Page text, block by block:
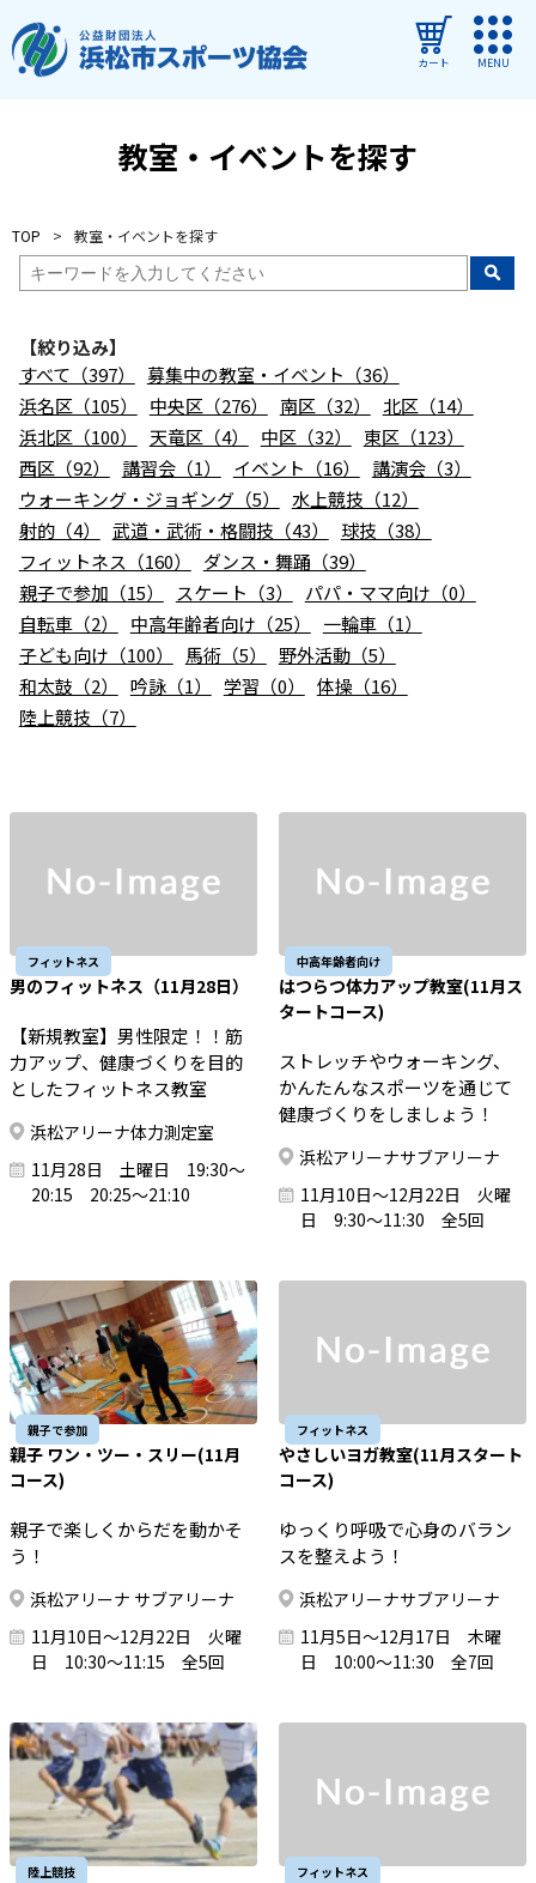
カート MENU
ご利用ガイド
協会について
管理施設
教室・イベントからのお知らせ
浜松市民スポーツ祭
お知らせ
個人情報の取り扱いに関する基本方針 特定商取引法に基づく表記サイトマップ
浜松スポーツ協会に関する
お問い合わせはこちら
各教室・イベントページの問い合わせ先までお願いいたします。
教室・イベントを探す
TOP 教室・イベントを探す
【絞り込み】
すべて（397）
募集中の教室・イベント（36）
浜名区（105）
中央区（276） 南区（32）
北区（14）
浜北区（100）
天竜区（4） 中区（32）
東区（123）
西区（92）
講習会（1） イベント（16）
講演会（3）
ウォーキング・ジョギング（5）
水上競技（12）
射的（4）
武道・武術・格闘技（43）
球技（38）
フィットネス（160）
ダンス・舞踊（39）
親子で参加（15）
スケート（3）
パパ・ママ向け（0）
自転車（2）
中高年齢者向け（25）
一輪車（1）
子ども向け（100）
馬術（5）
野外活動（5）
和太鼓（2）
吟詠（1） 学習（0）
体操（16）
陸上競技（7）
フィットネス
男のフィットネス（11月28日）
【新規教室】男性限定！！筋
力アップ、健康づくりを目的
としたフィットネス教室
浜松アリーナ体力測定室
11月28日 土曜日 19:30～
20:15 20:25～21:10
中高年齢者向け
はつらつ体力アップ教室(11月ス
タートコース)
ストレッチやウォーキング、
かんたんなスポーツを通じて
健康づくりをしましょう！
浜松アリーナサブアリーナ
11月10日～12月22日 火曜
日 9:30～11:30 全5回
親子で参加
親子 ワン・ツー・スリー(11月
コース)
親子で楽しくからだを動かそ
う！
浜松アリーナ サブアリーナ
11月10日～12月22日 火曜
日 10:30～11:15 全5回
フィットネス
やさしいヨガ教室(11月スタート
コース)
ゆっくり呼吸で心身のバラン
スを整えよう！
浜松アリーナサブアリーナ
11月5日～12月17日 木曜
日 10:00～11:30 全7回
陸上競技 フィットネス